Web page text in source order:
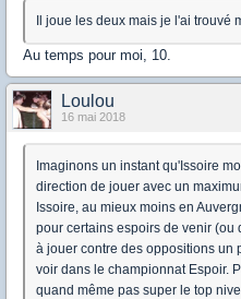
Il joue les deux mais je l'ai trouvé
Au temps pour moi, 10.
Loulou
16 mai 2018
Imaginons un instant qu'Issoire
direction de jouer avec un
Issoire, au mieux moins en
pour certains espoirs de venir (ou
à jouer contre des oppositions un
voir dans le championnat Espoir.
quand même pas super le top